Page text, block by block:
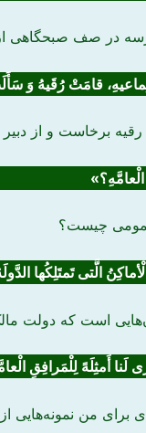
در صف صبحگاهی
قامَتْ رُقَیهُ وَ
برخاست و از دبیر
چیست؟
الَّتیتَمتَلِکُها
است که دولت
لَنا أَمثِلَهً لِلْمَرافِقِ
برای من نمونه‌هایی